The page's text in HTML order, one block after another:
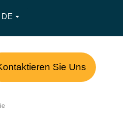
DE 
Sie Uns